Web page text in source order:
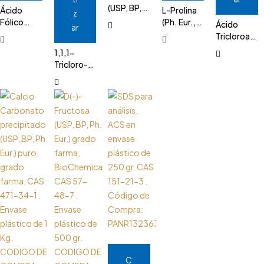
Ácido
Fólico
Eur.) puro,
30-3 .
plástico
de 25 gr.
CODIGO
DE
COMPRA:
APPLA7092.0025
z
ar
1,1,1-
Tricloro-
2-
Propanol
1/2-
hidrato
(BP, Ph.
Eur.) puro,
grado
farma,
CAS 57-
15-8 ,
envase
plástico
de 5 kg.
CODIGO
DE
(USP, BP,
puro,
Envase de
1 Kg.
CODIGO
DE
COMPRA:
PANR141340.1211
L-Prolina
(Ph. Eur.,
grado
Ácido
Eur.) puro,
C